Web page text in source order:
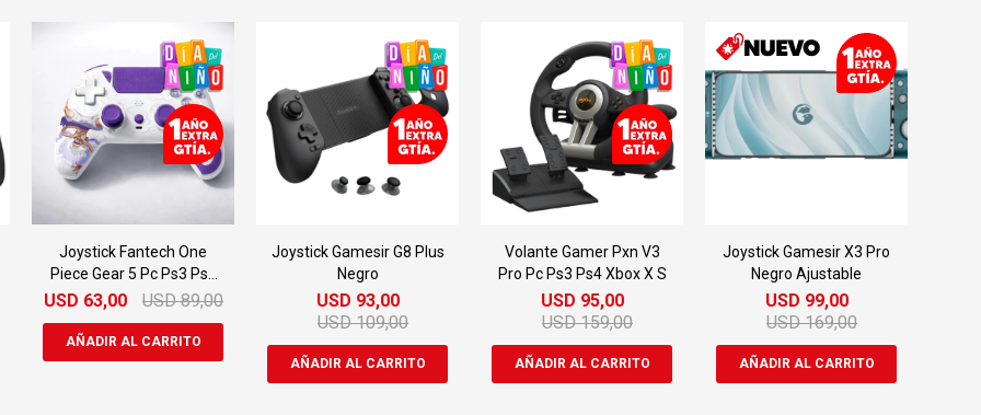
Joystick Fantech One
Piece Gear 5 Pc Ps3 Ps4
Wpg14v2
USD 63,00 USD 89,00
Joystick Gamesir G8 Plus
Negro
USD 93,00
USD 109,00
Volante Gamer Pxn V3
Pro Pc Ps3 Ps4 Xbox X S
USD 95,00
USD 159,00
Joystick Gamesir X3 Pro
Negro Ajustable
USD 99,00
USD 169,00